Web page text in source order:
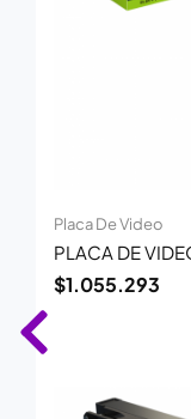
Placa De Video
PLACA DE
$1.055.293